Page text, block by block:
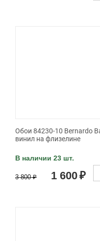
Обои 84230-10 Bernardo
винил на флизелине
В наличии 23 шт.
3 800 ₽ 1 600₽